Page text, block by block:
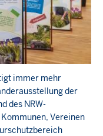
immer mehr
der
des NRW-
Vereinen